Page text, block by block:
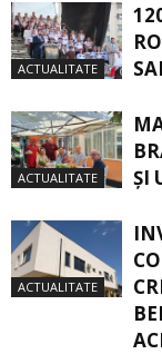
ACTUALITATE
ACTUALITATE
ŞI
ACTUALITATE